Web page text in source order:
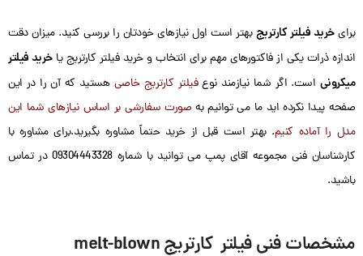
برایخرید فیلتر کارتریجبهتر است اول نیازهای خودتان را بررسی کنید. میزان دقت
اندازه ذرات یکی از فاکتورهای مهم برای انتخاب و خرید فیلتر کارتریج یاخرید فیلتر
میکرونی است. اگر شما نیازمند نوعفیلتر کارتریج خاصی هستید که آن را در این
صفحه پیدا نکرده اید ما می توانیم به صورت سفارشی بر اساس نیازهای شما این
مدل را آماده کنیم. بهتر است قبل از خرید حتماً مشاوره بگیرید.برای مشاوره با
کارشناسان فنی مجموعه آقای پمپ می توانید با شماره 09304443328 در تماس
باشید.
مشخصات فنی فیلتر کارتریج melt-blown